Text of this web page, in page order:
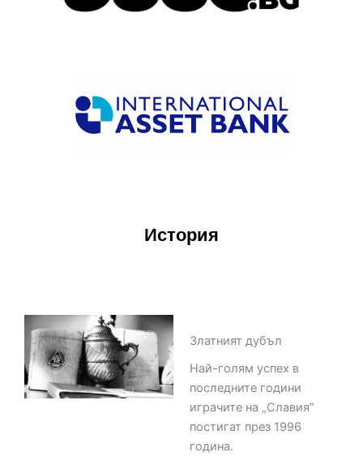
История
Златният дубъл
Най-голям успех в
последните години
играчите на „Славия”
постигат през 1996
година.